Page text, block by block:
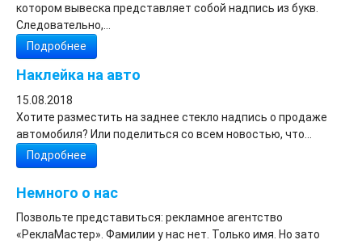
котором вывеска представляет собой надпись из букв.
Следовательно,...
Подробнее
Наклейка на авто
15.08.2018
Хотите разместить на заднее стекло надпись о продаже
автомобиля? Или поделиться со всем новостью, что...
Подробнее
Немного о нас
Позвольте представиться: рекламное агентство
«РеклаМастер». Фамилии у нас нет. Только имя. Но зато